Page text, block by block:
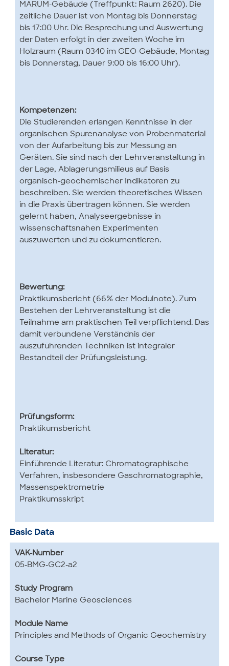
MARUM-Gebäude (Treffpunkt: Raum 2620). Die
zeitliche Dauer ist von Montag bis Donnerstag
bis 17:00 Uhr. Die Besprechung und Auswertung
der Daten erfolgt in der zweiten Woche im
Holzraum (Raum 0340 im GEO-Gebäude, Montag
bis Donnerstag, Dauer 9:00 bis 16:00 Uhr).
Kompetenzen:
Die Studierenden erlangen Kenntnisse in der
organischen Spurenanalyse von Probenmaterial
von der Aufarbeitung bis zur Messung an
Geräten. Sie sind nach der Lehrveranstaltung in
der Lage, Ablagerungsmilieus auf Basis
organisch-geochemischer Indikatoren zu
beschreiben. Sie werden theoretisches Wissen
in die Praxis übertragen können. Sie werden
gelernt haben, Analyseergebnisse in
wissenschaftsnahen Experimenten
auszuwerten und zu dokumentieren.
Bewertung:
Praktikumsbericht (66% der Modulnote). Zum
Bestehen der Lehrveranstaltung ist die
Teilnahme am praktischen Teil verpflichtend. Das
damit verbundene Verständnis der
auszuführenden Techniken ist integraler
Bestandteil der Prüfungsleistung.
Prüfungsform:
Praktikumsbericht
Literatur:
Einführende Literatur: Chromatographische
Verfahren, insbesondere Gaschromatographie,
Massenspektrometrie
Praktikumsskript
Basic Data
VAK-Number
05-BMG-GC2-a2
Study Program
Bachelor Marine Geosciences
Module Name
Principles and Methods of Organic Geochemistry
Course Type